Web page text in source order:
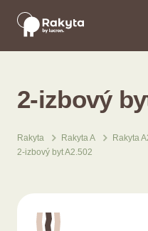
2-izbový
Rakyta Rakyta A Rakyta
2-izbový byt A2.502